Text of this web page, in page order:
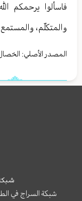
فاسألوا يرحمكم
والمتكلّم،‏
المصدر الأصلي:
شبكة السراج في